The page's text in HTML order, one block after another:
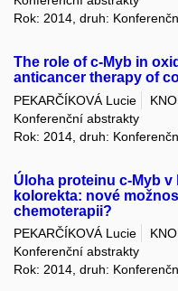
Rok: 2014, druh:
The role of c-Myb in
anticancer therapy of
PEKARČÍKOVÁ Lucie
Konferenční abstrakty
Rok: 2014, druh:
Úloha proteinu c-Myb
kolorekta: nové
chemoterapii?
PEKARČÍKOVÁ Lucie
Konferenční abstrakty
Rok: 2014, druh: